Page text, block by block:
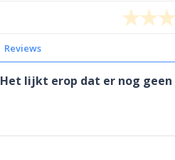
Reviews
Het lijkt erop dat er nog